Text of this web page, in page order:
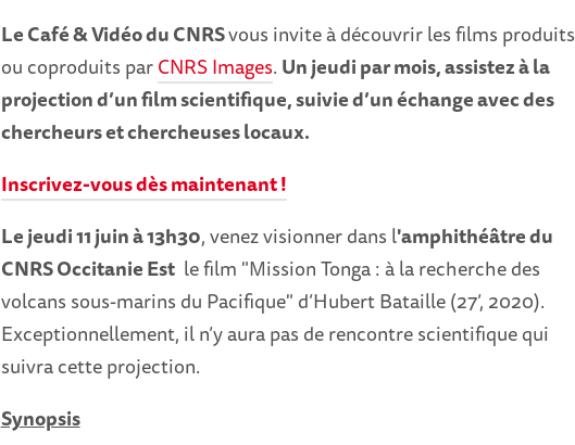
Le Café & Vidéo du CNRSvous invite à découvrir les films produits
ou coproduits parCNRS Images. Unjeudipar mois, assistez à la
projection d’un film scientifique, suivie d’un échange avec des
chercheurs et chercheuses locaux.
Inscrivez-vous dès maintenant !
Le jeudi 11 juin à 13h30, venez visionner dans l'amphithéâtre du
CNRS Occitanie Estle film "Mission Tonga : à la recherche des
volcans sous-marins du Pacifique" d’Hubert Bataille (27’, 2020).
Exceptionnellement, il n’y aura pas de rencontre scientifique qui
suivra cette projection.
Synopsis